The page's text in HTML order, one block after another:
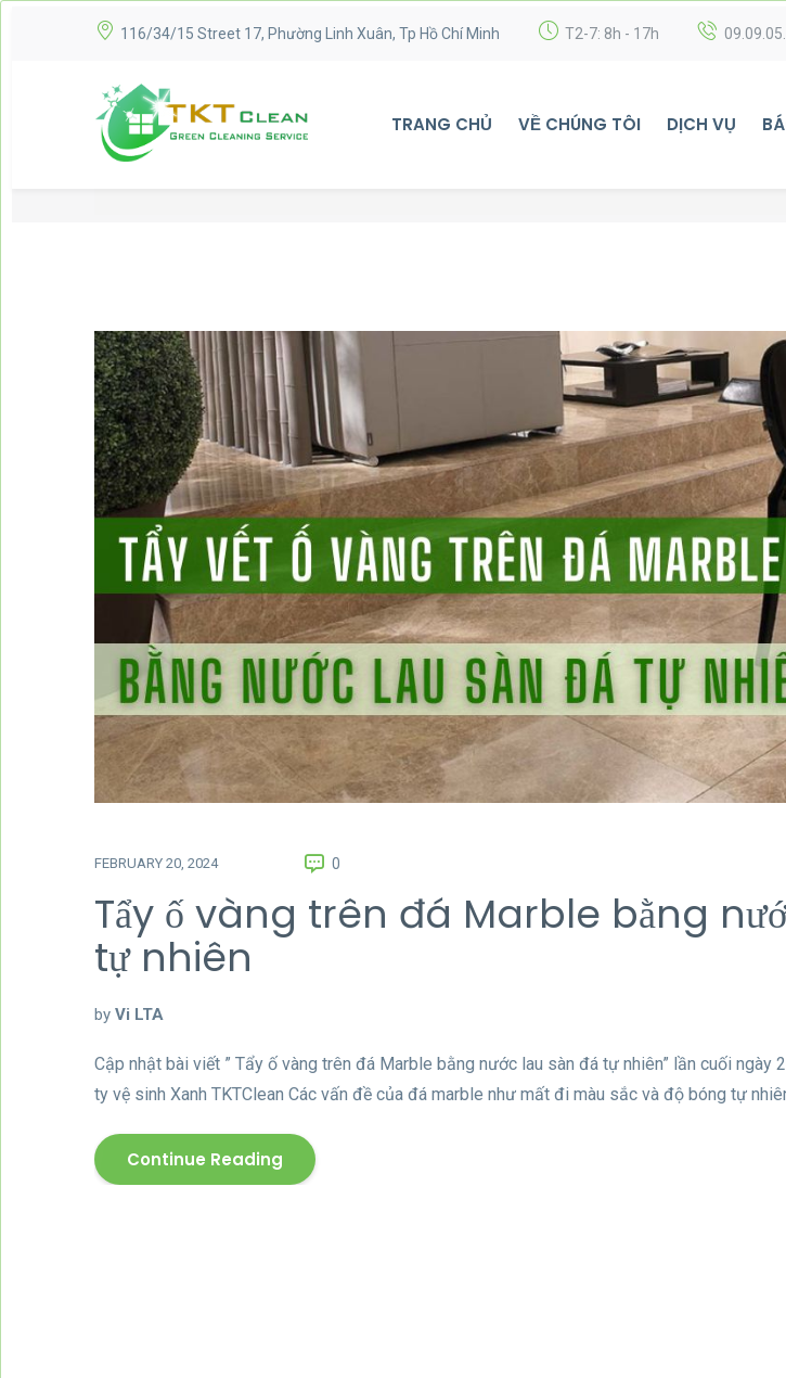
116/34/15 Street 17, Phường Linh Xuân, Tp Hồ Chí Minh T2-7: 8h - 17h
TRANG CHỦ VỀ CHÚNG TÔI DỊCH VỤ
FEBRUARY 20, 2024 0
Tẩy ố vàng trên đá Marble bằng
tự nhiên
by Vi LTA
Cập nhật bài viết ” Tẩy ố vàng trên đá Marble bằng nước lau sàn đá tự nhiên” lần cuối ngày
ty vệ sinh Xanh TKTClean Các vấn đề của đá marble như mất đi màu sắc và độ bóng tự
Continue Reading